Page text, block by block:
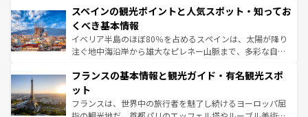
ろん、トスカーナの美しい田園風景やアマルフィ海岸の絶
景など、自然景観も見逃せない。観光の合間には、本場の
ピザやパスタなど、絶品のイタリア料理を堪能することも
できる。朝目覚めてから夜眠るまで、すべての瞬間を楽し
なお、新着のイタリア情報はコンテンツ一覧を参照してほ
しい。
スペインの観光ポイントと人気スポット・知ってお
くべき基本情報
イベリア半島のほぼ80％を占めるスペインは、太陽が降り
注ぐ地中海沿岸から雄大なピレネー山脈まで、多彩な自然
文化が根付くこの国では、情熱的なフラメンコ、熱気あふ
れる闘牛、そして美味しいタパスが生活の一部となってい
る。首都マドリードの洗練された雰囲気や、バルセロナの
アートに溢れた街角から、地方では古代ローマ遺跡や中世
フランスの基本情報と観光ガイド・有名観光スポ
ット
フランスは、世界中の旅行者を魅了し続けるヨーロッパ屈